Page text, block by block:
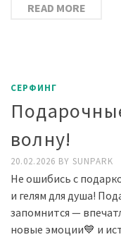
READ MORE
СЕРФИНГ
волну!
20.02.2026 BY SUNPARK
Не ошибись с
и гелям для душа!
запомнится —
новые эмоции💙 и